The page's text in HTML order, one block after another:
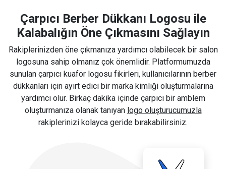
Çarpıcı Berber Dükkanı Logosu ile
Kalabalığın Öne Çıkmasını Sağlayın
Rakiplerinizden öne çıkmanıza yardımcı olabilecek bir salon
logosuna sahip olmanız çok önemlidir. Platformumuzda
sunulan çarpıcı kuaför logosu fikirleri, kullanıcılarının berber
dükkanları için ayırt edici bir marka kimliği oluşturmalarına
yardımcı olur. Birkaç dakika içinde çarpıcı bir amblem
oluşturmanıza olanak tanıyan logo oluşturucumuzla
rakiplerinizi kolayca geride bırakabilirsiniz.